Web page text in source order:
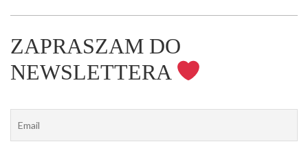
ZAPRASZAM DO
NEWSLETTERA